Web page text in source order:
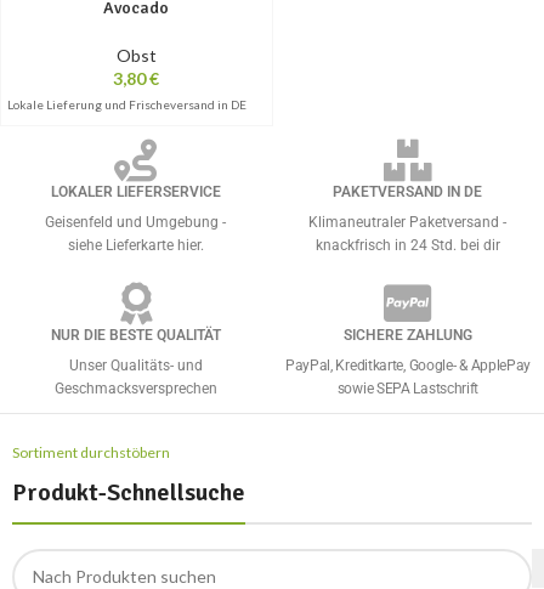
Avocado
Obst
3,80€
Lokale Lieferung und Frischeversand in DE
LOKALER LIEFERSERVICE
Geisenfeld und Umgebung -
siehe Lieferkarte hier.
PAKETVERSAND IN DE
Klimaneutraler Paketversand -
knackfrisch in 24 Std. bei dir
NUR DIE BESTE QUALITÄT
Unser Qualitäts- und
Geschmacksversprechen
SICHERE ZAHLUNG
PayPal, Kreditkarte, Google- & ApplePay
sowie SEPA Lastschrift
Sortiment durchstöbern
Produkt-Schnellsuche